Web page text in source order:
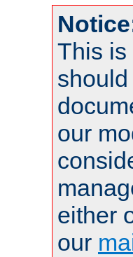
This is
our
either
our